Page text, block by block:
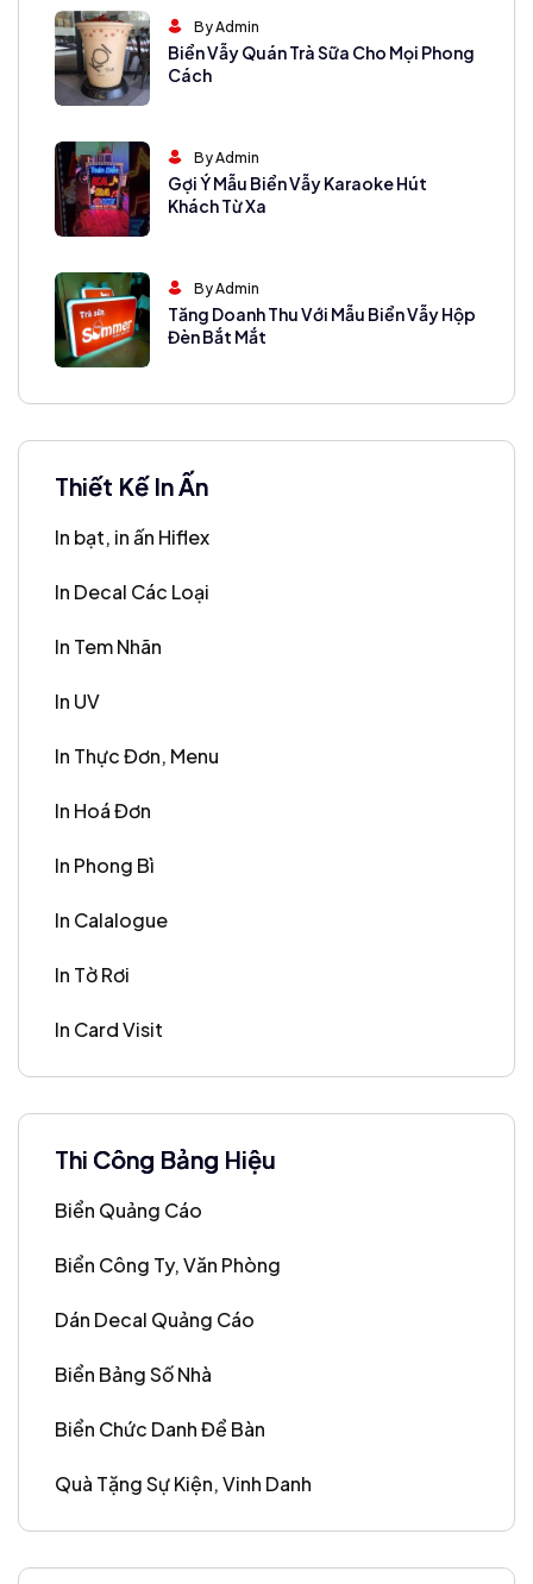
By Admin
Biển Vẫy Quán Trà Sữa Cho Mọi Phong
Cách
By Admin
Gợi Ý Mẫu Biển Vẫy Karaoke Hút
Khách Từ Xa
By Admin
Tăng Doanh Thu Với Mẫu Biển Vẫy Hộp
Đèn Bắt Mắt
Thiết Kế In Ấn
In bạt, in ấn Hiflex
In Decal Các Loại
In Tem Nhãn
In UV
In Thực Đơn, Menu
In Hoá Đơn
In Phong Bì
In Calalogue
In Tờ Rơi
In Card Visit
Thi Công Bảng Hiệu
Biển Quảng Cáo
Biển Công Ty, Văn Phòng
Dán Decal Quảng Cáo
Biển Bảng Số Nhà
Biển Chức Danh Để Bàn
Quà Tặng Sự Kiện, Vinh Danh